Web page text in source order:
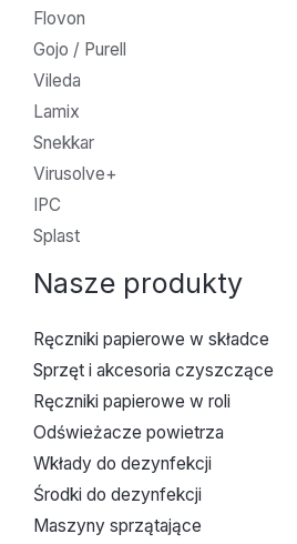
Flovon
Gojo / Purell
Vileda
Lamix
Snekkar
Virusolve+
IPC
Splast
Nasze produkty
Ręczniki papierowe w składce
Sprzęt i akcesoria czyszczące
Ręczniki papierowe w roli
Odświeżacze powietrza
Wkłady do dezynfekcji
Środki do dezynfekcji
Maszyny sprzątające